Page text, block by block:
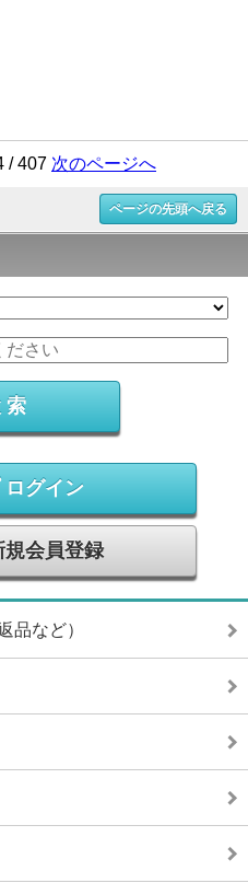
/ 407 次のページへ
ページの先頭へ戻る
ログイン
規会員登録
品など）